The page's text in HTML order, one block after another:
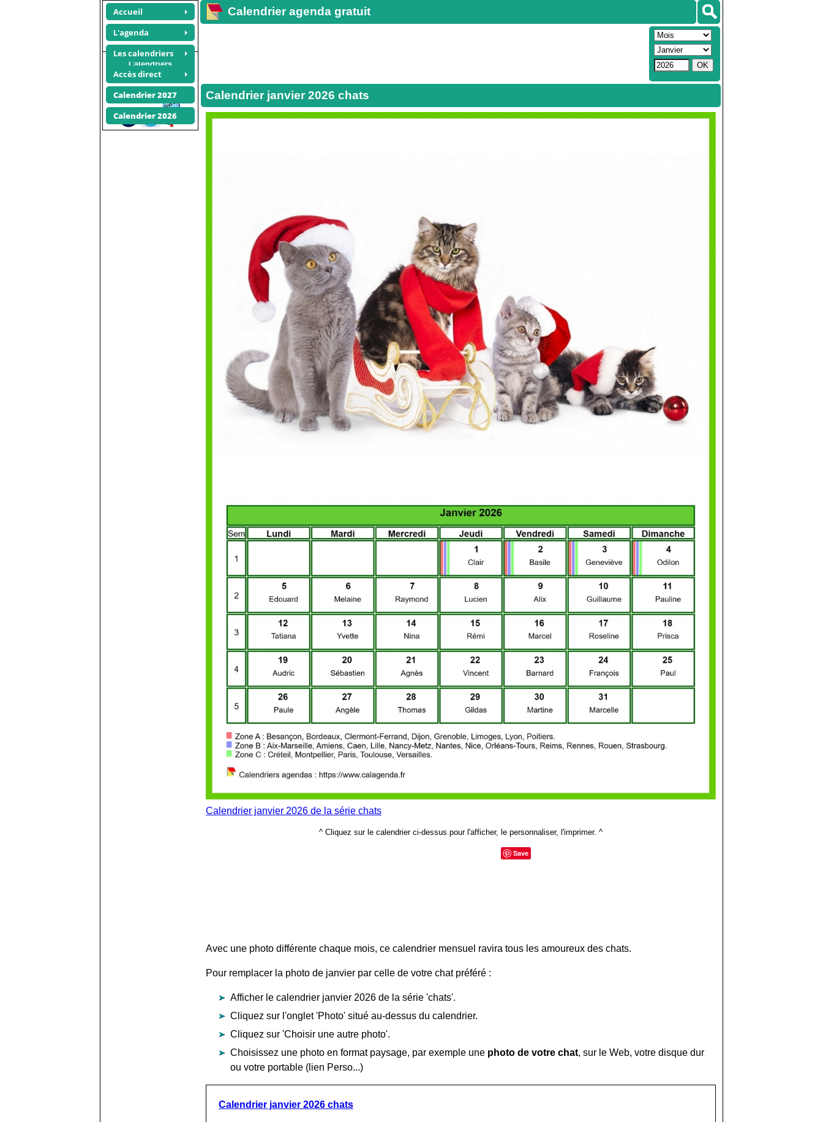
Accueil
L'agenda
Les calendriers
Accès direct
Calendrier 2027
Calendrier 2026
Calendrier agenda gratuit
Calendrier janvier 2026 chats
Calendrier janvier 2026 de la série chats
^ Cliquez sur le calendrier ci-dessus pour l'afficher, le personnaliser, l'imprimer. ^
Save
Avec une photo différente chaque mois, ce calendrier mensuel ravira tous les amoureux des chats.
Pour remplacer la photo de janvier par celle de votre chat préféré :
Afficher le calendrier janvier 2026 de la série 'chats'.
Cliquez sur l'onglet 'Photo' situé au-dessus du calendrier.
Cliquez sur 'Choisir une autre photo'.
Choisissez une photo en format paysage, par exemple une photo de votre chat, sur le Web, votre disque dur
ou votre portable (lien Perso...)
Calendrier janvier 2026 chats
Calendriers
photos
Recommander ce site